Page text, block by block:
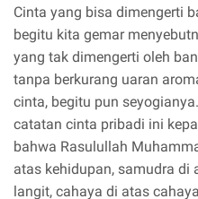
Cinta yang bisa dimengerti
begitu kita gemar
yang tak dimengerti oleh
tanpa berkurang uaran
cinta, begitu pun
catatan cinta pribadi ini
bahwa Rasulullah
atas kehidupan, samudra di
langit, cahaya di atas